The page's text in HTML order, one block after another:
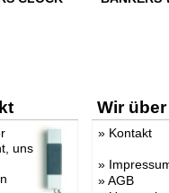
uns
Wir
» Kontakt
»
»AGB